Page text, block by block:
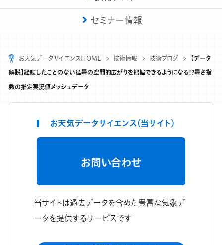
セミナー情報
お天気データサイエンスHOME 技術情報 技術ブログ
【データ
解説】経験したことのない猛暑の空間的広がりを把握できるようになる!?暑さ指
数の推定実況値メッシュデータ
お天気データサイエンス（当サイト）
お問い合わせ
当サイトは過去データを含めた豊富な気象デ
ータを提供するサービスです